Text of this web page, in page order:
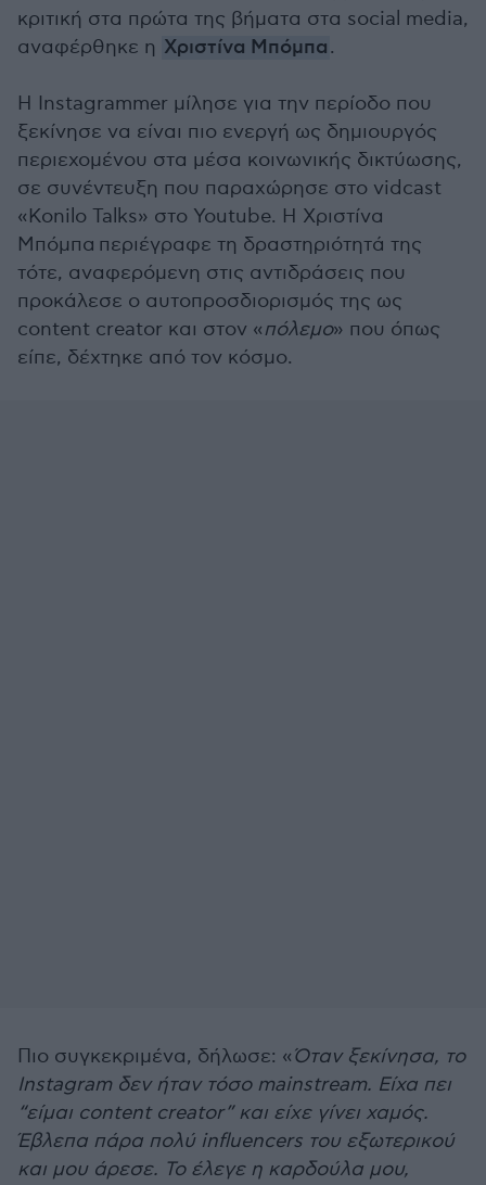
κριτική στα πρώτα της βήματα στα social media,
αναφέρθηκε η Χριστίνα Μπόμπα.
Η Instagrammer μίλησε για την περίοδο που
ξεκίνησε να είναι πιο ενεργή ως δημιουργός
περιεχομένου στα μέσα κοινωνικής δικτύωσης,
σε συνέντευξη που παραχώρησε στο vidcast
«Konilo Talks» στο Youtube. Η Χριστίνα
Μπόμπα περιέγραφε τη δραστηριότητά της
τότε, αναφερόμενη στις αντιδράσεις που
προκάλεσε ο αυτοπροσδιορισμός της ως
content creator και στον «πόλεμο» που όπως
είπε, δέχτηκε από τον κόσμο.
Πιο συγκεκριμένα, δήλωσε: «Όταν ξεκίνησα, το
Instagram δεν ήταν τόσο mainstream. Είχα πει
“είμαι content creator” και είχε γίνει χαμός.
Έβλεπα πάρα πολύ influencers του εξωτερικού
και μου άρεσε. Το έλεγε η καρδούλα μου,